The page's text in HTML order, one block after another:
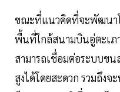
ขณะที่แนวคิดที่จะพัฒนาโ
พื้นที่ใกล้สนามบินอู่ตะเภ
สามารถเชื่อมต่อระบบขน
สูงได้โดยสะดวก รวมถึง